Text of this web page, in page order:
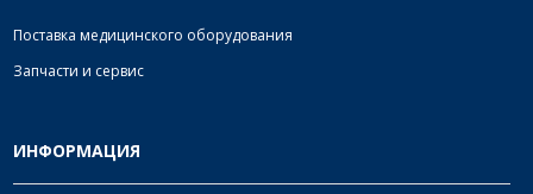
Поставка медицинского оборудования
Запчасти и сервис
ИНФОРМАЦИЯ